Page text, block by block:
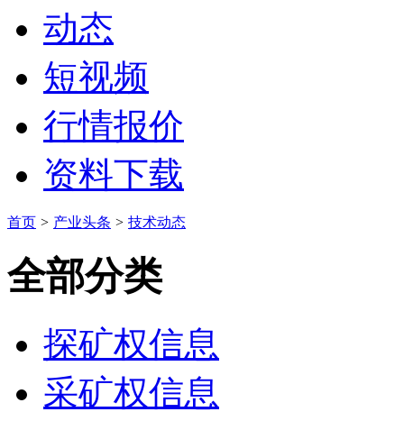
动态
短视频
行情报价
资料下载
首页 > 产业头条 > 技术动态
全部分类
探矿权信息
采矿权信息